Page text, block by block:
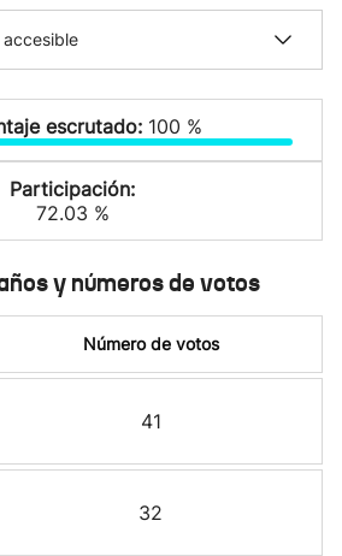
escrutado: 100 %
Participación:
72.03 %
y números de votos
Número de votos
41
32